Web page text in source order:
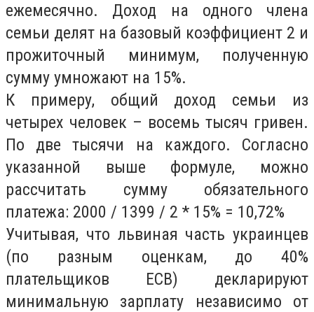
ежемесячно. Доход на одного члена
семьи делят на базовый коэффициент 2 и
прожиточный минимум, полученную
сумму умножают на 15%.
К примеру, общий доход семьи из
четырех человек – восемь тысяч гривен.
По две тысячи на каждого. Согласно
указанной выше формуле, можно
рассчитать сумму обязательного
платежа: 2000 / 1399 / 2 * 15% = 10,72%
Учитывая, что львиная часть украинцев
(по разным оценкам, до 40%
плательщиков ЕСВ) декларируют
минимальную зарплату независимо от